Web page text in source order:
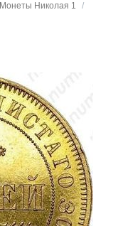
Монеты Николая 1
/